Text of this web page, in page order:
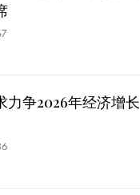
力争2026年经济增长